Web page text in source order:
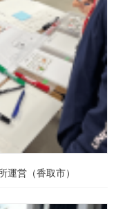
運営（香取市）